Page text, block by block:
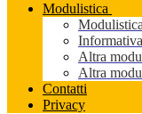
Modulistica
Altra
Altra
Contatti
Privacy